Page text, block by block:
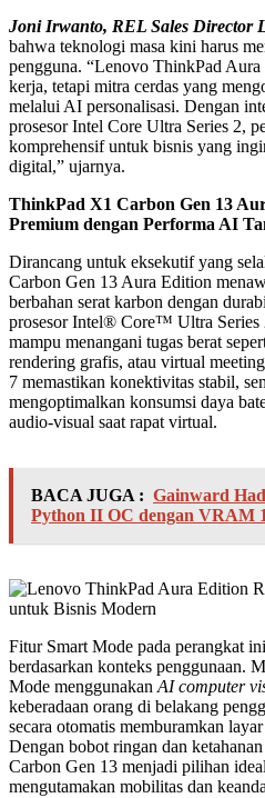
Joni Irwanto, REL Sales Director
bahwa teknologi masa kini harus
pengguna. “Lenovo ThinkPad
kerja, tetapi mitra cerdas yang
melalui AI personalisasi. Dengan
prosesor Intel Core Ultra Series 2,
komprehensif untuk bisnis yang
digital,” ujarnya.
ThinkPad X1 Carbon Gen 13
Premium dengan Performa AI
Dirancang untuk eksekutif yang
Carbon Gen 13 Aura Edition
berbahan serat karbon dengan
prosesor Intel® Core™ Ultra Series
mampu menangani tugas berat
rendering grafis, atau virtual
7 memastikan konektivitas stabil,
mengoptimalkan konsumsi daya
audio-visual saat rapat virtual.
BACA JUGA : Gainward
Python II OC dengan VRAM
Fitur Smart Mode pada perangkat
berdasarkan konteks penggunaan.
Mode menggunakan AI computer
keberadaan orang di belakang
secara otomatis memburamkan
Dengan bobot ringan dan
Carbon Gen 13 menjadi pilihan
mengutamakan mobilitas dan